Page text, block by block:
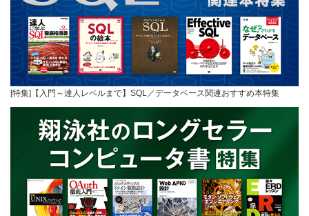
[特集]【入門～達人レベルまで】SQL／データベース関連おすすめ本特集